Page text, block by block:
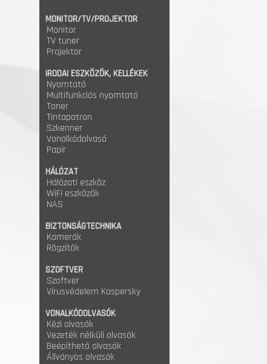
MONITOR/TV/PROJEKTOR
Monitor
TV tuner
Projektor
IRODAI ESZKÖZÖK, KELLÉKEK
Nyomtató
Multifunkciós nyomtató
Toner
Tintapatron
Szkenner
Vonalkódolvasó
Papír
HÁLÓZAT
Hálózati eszköz
WiFi eszközök
NAS
BIZTONSÁGTECHNIKA
Kamerák
Rögzítők
SZOFTVER
Szoftver
Vírusvédelem Kaspersky
VONALKÓDOLVASÓK
Kézi olvasók
Vezeték nélküli olvasók
Beépíthető olvasók
Állványos olvasók